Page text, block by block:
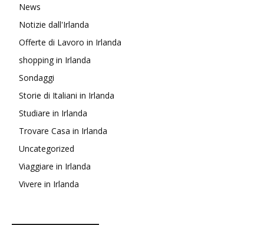
News
Notizie dall'Irlanda
Offerte di Lavoro in Irlanda
shopping in Irlanda
Sondaggi
Storie di Italiani in Irlanda
Studiare in Irlanda
Trovare Casa in Irlanda
Uncategorized
Viaggiare in Irlanda
Vivere in Irlanda